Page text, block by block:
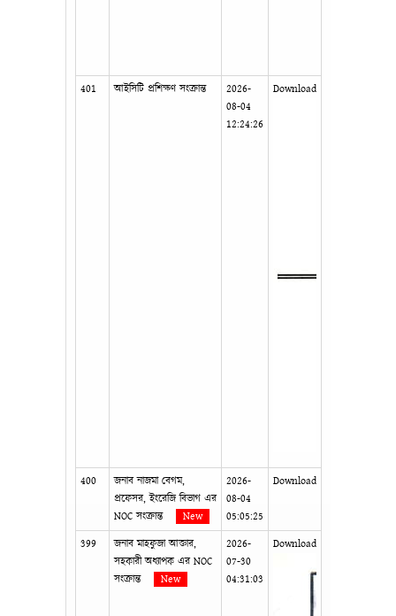
401 আইসিটি প্রশিক্ষণ সংক্রান্ত
2026-
08-04
12:24:26
Download
400
জনাব নাজমা বেগম,
প্রফেসর, ইংরেজি বিভাগ এর
NOC সংক্রান্ত
New
2026-
08-04
05:05:25
Download
399
জনাব মাহফুজা আক্তার,
সহকারী অধ্যাপক এর NOC
সংক্রান্ত
New
2026-
07-30
04:31:03
Download